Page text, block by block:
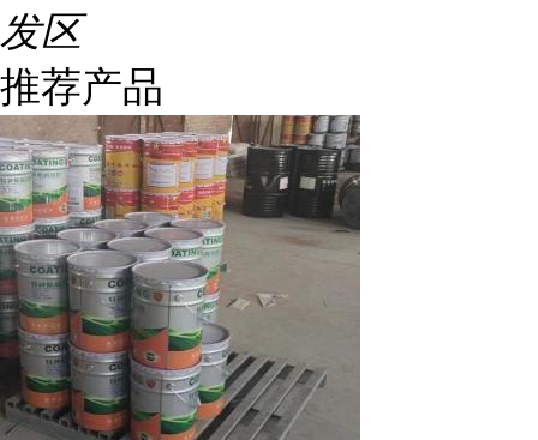
发区
推荐产品